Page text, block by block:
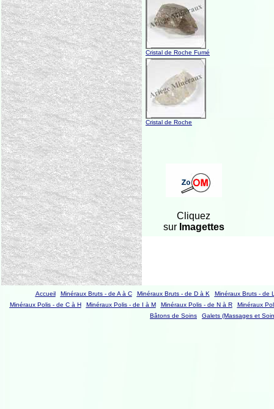
Cristal de Roche Fumé
Cristal de Roche
Cliquez
surImagettes
Accueil Minéraux Bruts - de A à C Minéraux Bruts - de D à K
Minéraux Bruts - de
Minéraux Polis - de C à H
Minéraux Polis - de I à M Minéraux Polis - de N à R
Minéraux
Bâtons de Soins
Galets (Massages et